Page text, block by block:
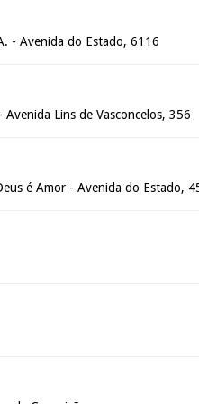
- Avenida do Estado, 6116
Lins de Vasconcelos, 356
é Amor - Avenida do Estado,